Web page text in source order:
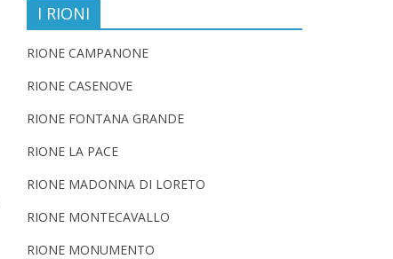
I RIONI
RIONE CAMPANONE
RIONE CASENOVE
RIONE FONTANA GRANDE
RIONE LA PACE
RIONE MADONNA DI LORETO
RIONE MONTECAVALLO
RIONE MONUMENTO